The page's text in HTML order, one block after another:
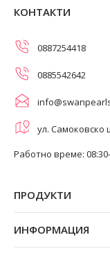
КОНТАКТИ
0887254418
0885542642
ул. Самоковско
Работно време:
ПРОДУКТИ
ИНФОРМАЦИЯ